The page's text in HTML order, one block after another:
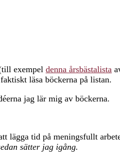
exempel denna årsbästalista
läsa böckerna på listan.
jag lär mig av böckerna.
lägga tid på meningsfullt
sätter jag igång.